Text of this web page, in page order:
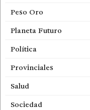
Peso Oro
Planeta Futuro
Política
Provinciales
Salud
Sociedad